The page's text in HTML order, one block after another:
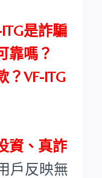
ITG是詐騙
靠嗎？
？VF-ITG
資、真詐
戶反映無